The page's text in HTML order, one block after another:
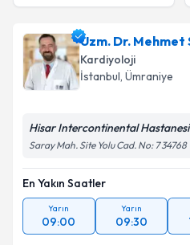
Uzm. Dr. Mehmet
Kardiyoloji
İstanbul, Ümraniye
Hisar Intercontinental Hastanesi
Saray Mah. Site Yolu Cad. No: 7 34768
En Yakın Saatler
Yarın
09:00
Yarın
09:30